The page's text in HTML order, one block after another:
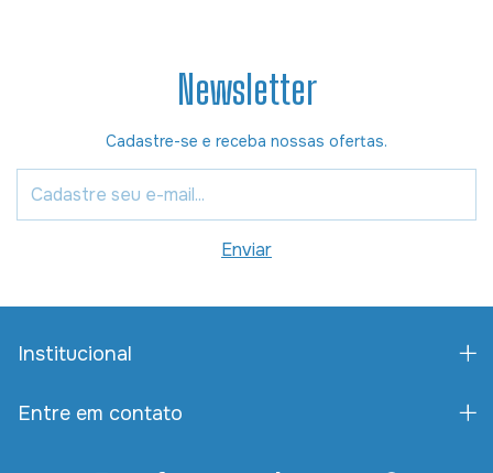
Newsletter
Cadastre-se e receba nossas ofertas.
Institucional
Entre em contato